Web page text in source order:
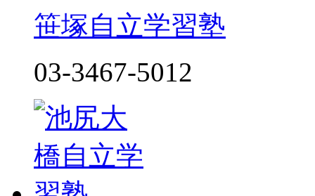
笹塚自立学習塾
03-3467-5012